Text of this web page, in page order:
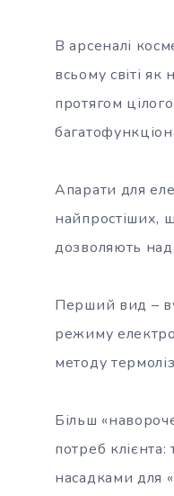
В арсеналі
всьому світі
протягом
Апарати для
найпростіших,
дозволяють
Перший вид –
режиму
методу
Більш
потреб
насадками для